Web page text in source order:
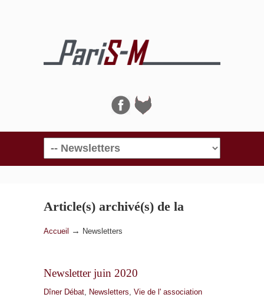
Navigation
Article(s) archivé(s) de la
catégorieNewsletters
Accueil → Newsletters
Newsletter juin 2020
Dîner Débat, Newsletters, Vie de l' association